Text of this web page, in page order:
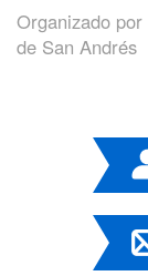
Organizado por
de San Andrés